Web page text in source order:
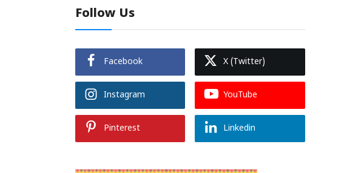
Follow Us
Facebook X (Twitter)
Instagram YouTube
Pinterest Linkedin